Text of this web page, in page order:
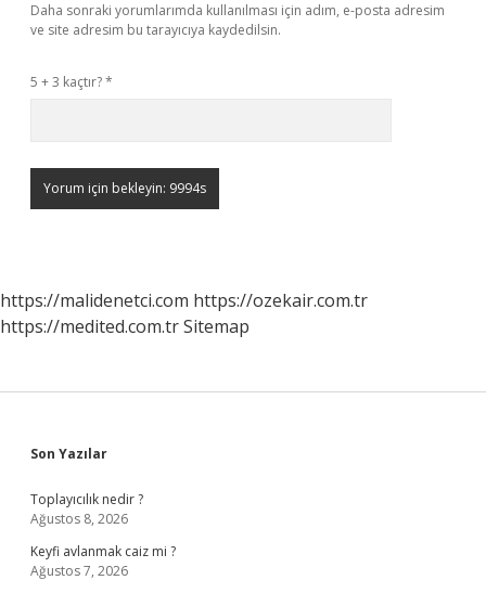
Daha sonraki yorumlarımda kullanılması için adım, e-posta adresim
ve site adresim bu tarayıcıya kaydedilsin.
5 + 3 kaçtır?*
https://malidenetci.com https://ozekair.com.tr
https://medited.com.trSitemap
Sidebar
Son Yazılar
Toplayıcılık nedir ?
Ağustos 8, 2026
Keyfi avlanmak caiz mi ?
Ağustos 7, 2026